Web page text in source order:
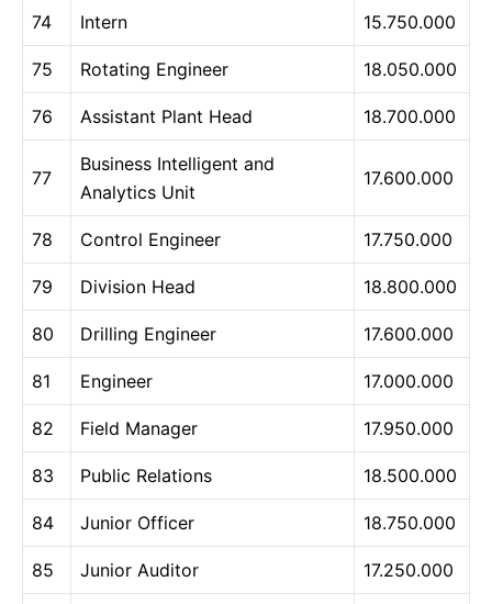
74 Intern 15.750.000
75 Rotating Engineer 18.050.000
76 Assistant Plant Head 18.700.000
77
Business Intelligent and
Analytics Unit
17.600.000
78 Control Engineer 17.750.000
79 Division Head 18.800.000
80 Drilling Engineer 17.600.000
81 Engineer 17.000.000
82 Field Manager 17.950.000
83 Public Relations 18.500.000
84 Junior Officer 18.750.000
85 Junior Auditor 17.250.000